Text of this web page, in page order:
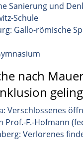
Sanierung und
Schule
Gallo-römische
nach
Verschlossenes
Prof.-F.-Hofmann
Verlorenes